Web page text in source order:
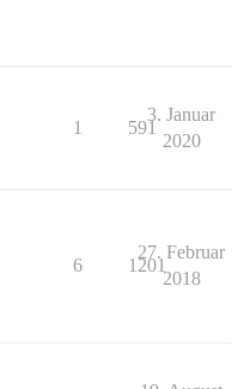
1 591
3. Januar
2020
6 1201
27. Februar
2018